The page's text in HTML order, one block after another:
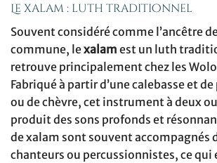
Le xalam : luth traditionnel
Souvent considéré comme l’ancêtre
commune, lexalam est un luth
retrouve principalement chez les
Fabriqué à partir d’une calebasse et
ou de chèvre, cet instrument à deux
produit des sons profonds et
de xalam sont souvent accompagnés
chanteurs ou percussionnistes, ce qui